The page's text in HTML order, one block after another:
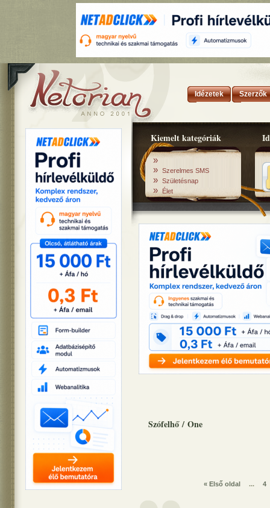
Idézetek Szerzők
Kiemelt kategóriák
»
» Szerelmes SMS
» Születésnap
» Élet
Szófelhő / One
« Első oldal ... 4